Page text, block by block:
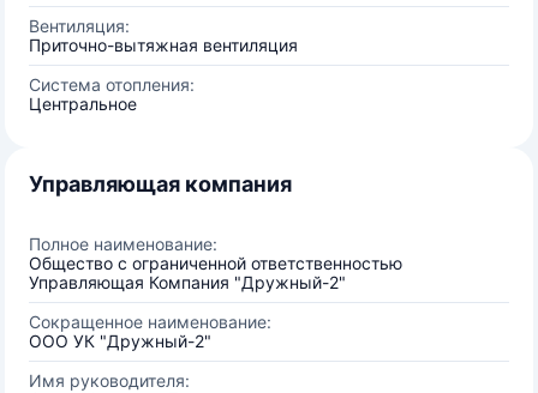
Вентиляция:
Приточно-вытяжная вентиляция
Система отопления:
Центральное
Управляющая компания
Полное наименование:
Общество с ограниченной ответственностью
Управляющая Компания "Дружный-2"
Сокращенное наименование:
ООО УК "Дружный-2"
Имя руководителя: